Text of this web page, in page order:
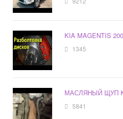
KIA MAGENTIS
1345
МАСЛЯНЫЙ ЩУП
5841